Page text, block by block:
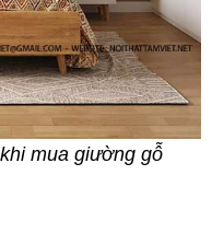
mua giường gỗ